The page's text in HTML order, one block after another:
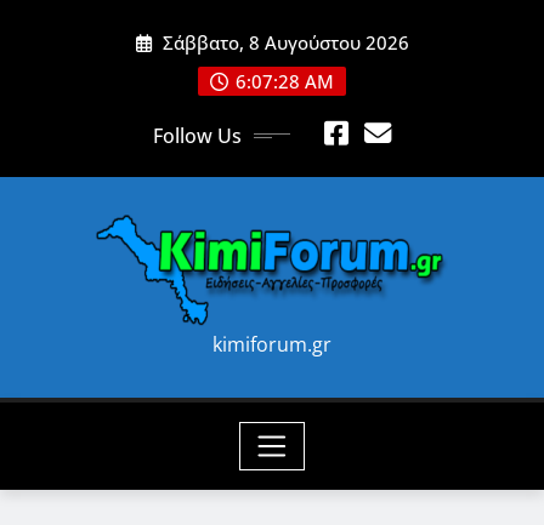
Σάββατο, 8 Αυγούστου 2026
6:07:30 AM
Follow Us
kimiforum.gr